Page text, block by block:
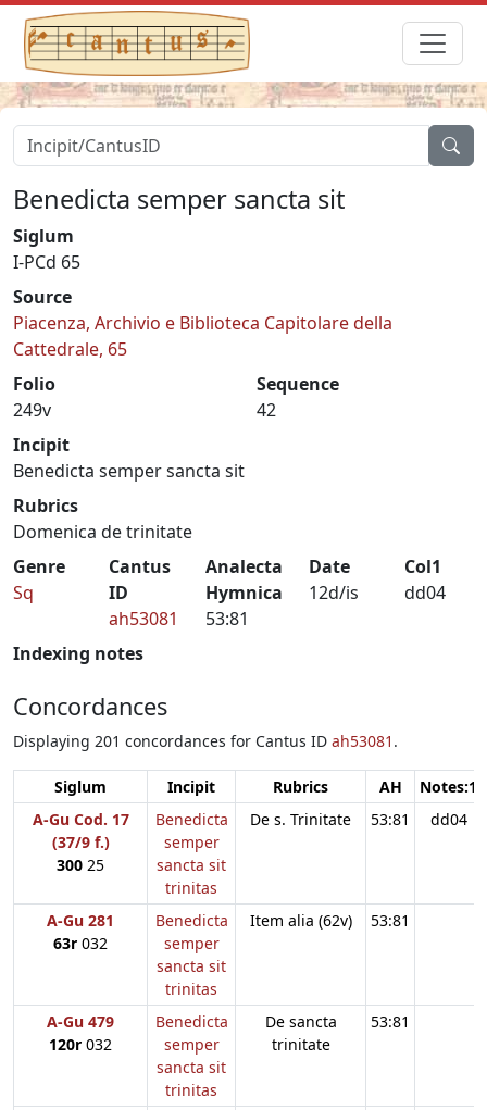
Benedicta semper sancta sit
Siglum
I-PCd 65
Source
Piacenza, Archivio e Biblioteca Capitolare della
Cattedrale, 65
Folio
249v
Sequence
42
Incipit
Benedicta semper sancta sit
Rubrics
Domenica de trinitate
Genre
Sq
Cantus
ID
ah53081
Analecta
Hymnica
53:81
Date
12d/is
Col1
dd04
Indexing notes
Concordances
Displaying 201 concordances for Cantus ID ah53081 .
Siglum Incipit Rubrics AH
Notes:1
A-Gu Cod. 17
(37/9 f.)
300 25
Benedicta
semper
sancta sit
trinitas
De s. Trinitate 53:81 dd04
A-Gu 281
63r 032
Benedicta
semper
sancta sit
trinitas
Item alia (62v) 53:81
A-Gu 479
120r 032
Benedicta
semper
sancta sit
trinitas
De sancta
trinitate
53:81